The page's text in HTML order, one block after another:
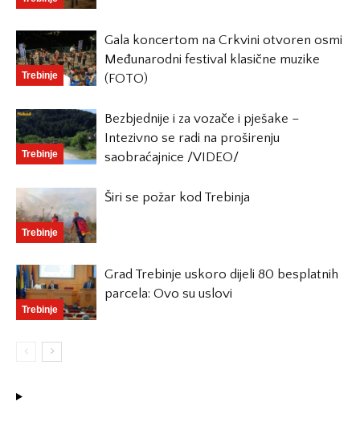
Trebinje
Gala koncertom na Crkvini otvoren osmi
Međunarodni festival klasične muzike
(FOTO)
Trebinje
Bezbjednije i za vozače i pješake –
Intezivno se radi na proširenju
saobraćajnice /VIDEO/
Trebinje
Širi se požar kod Trebinja
Trebinje
Grad Trebinje uskoro dijeli 80 besplatnih
parcela: Ovo su uslovi